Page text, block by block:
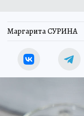
Маргарита СУРИНА